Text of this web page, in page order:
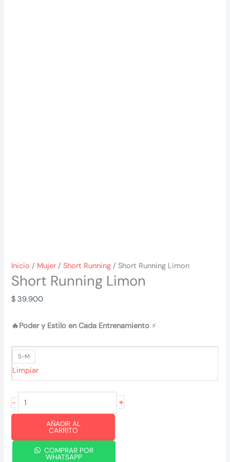
Inicio / Mujer /Short Running / Short Running Limon
Short Running Limon
$ 39.900
🔥Poder y Estilo en Cada Entrenamiento ⚡
S-M
Limpiar
-
Short
Running
cantidad
+
AÑADIR AL
CARRITO
COMPRAR POR
WHATSAPP